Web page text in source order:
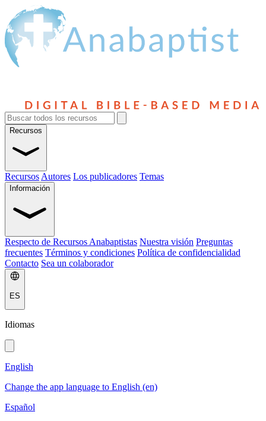
Recursos
Recursos Autores Los publicadores Temas
Información
Respecto de Recursos Anabaptistas Nuestra visión Preguntas
frecuentes Términos y condiciones Política de confidencialidad
Contacto Sea un colaborador
ES
Idiomas
English
Change the app language to English (en)
Español